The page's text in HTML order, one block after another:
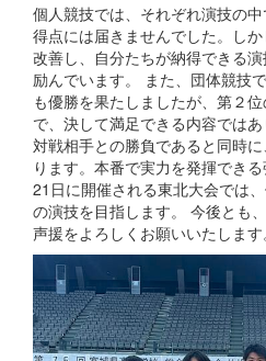
個人競技では、それぞれ演技の
得点には届きませんでした。し
改善し、自分たちが納得できる
励んでいます。 また、団体競技
も優勝を果たしましたが、第２
で、決して満足できる内容では
対戦相手との勝負であると同時
ります。本番で実力を発揮でき
21日に開催される東北大会では
の演技を目指します。 今後とも
声援をよろしくお願いいたします。